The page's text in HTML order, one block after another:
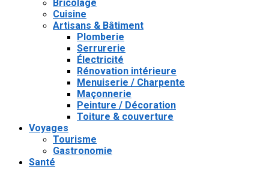
Bricolage
Cuisine
Artisans & Bâtiment
Plomberie
Serrurerie
Électricité
Rénovation intérieure
Menuiserie / Charpente
Maçonnerie
Peinture / Décoration
Toiture & couverture
Voyages
Tourisme
Gastronomie
Santé